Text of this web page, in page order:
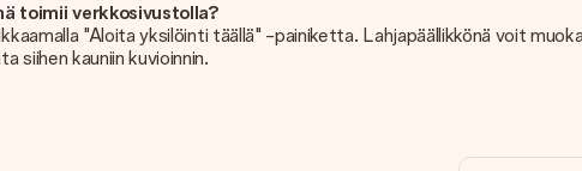
toimii verkkosivustolla?
"Aloita yksilöinti täällä" -painiketta. Lahjapäällikkönä voit
siihen kauniin kuvioinnin.